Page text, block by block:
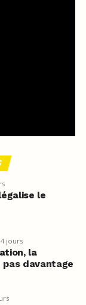
le
jours
la
pas davantage